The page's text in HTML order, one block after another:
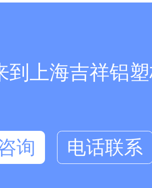
到上海吉祥铝
询
电话联系
在线咨询